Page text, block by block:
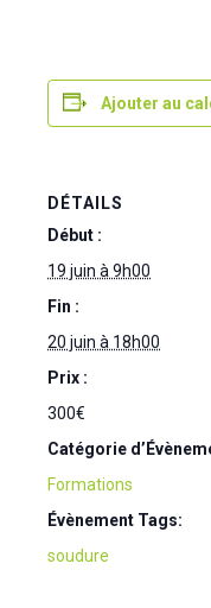
Ajouter au
DÉTAILS
Début :
19 juin à 9h00
Fin :
20 juin à 18h00
Prix :
300€
Catégorie
Formations
Évènement Tags:
soudure